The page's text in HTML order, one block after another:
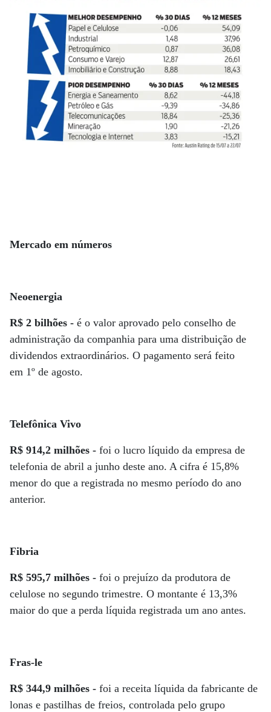
Mercado em números
Neoenergia
R$ 2 bilhões - é o valor aprovado pelo conselho de
administração da companhia para uma distribuição de
dividendos extraordinários. O pagamento será feito
em 1º de agosto.
Telefônica Vivo
R$ 914,2 milhões - foi o lucro líquido da empresa de
telefonia de abril a junho deste ano. A cifra é 15,8%
menor do que a registrada no mesmo período do ano
anterior.
Fibria
R$ 595,7 milhões - foi o prejuízo da produtora de
celulose no segundo trimestre. O montante é 13,3%
maior do que a perda líquida registrada um ano antes.
Fras-le
R$ 344,9 milhões - foi a receita líquida da fabricante de
lonas e pastilhas de freios, controlada pelo grupo